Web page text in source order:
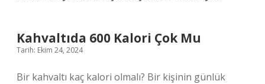
Kahvaltıda 600 Kalori Çok Mu
Tarih: Ekim 24, 2024
Bir kahvaltı kaç kalori olmalı? Bir kişinin günlük